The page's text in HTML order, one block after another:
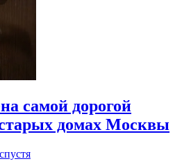
самой дорогой
домах Москвы